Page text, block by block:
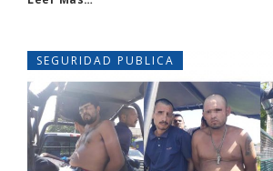
SEGURIDAD PUBLICA